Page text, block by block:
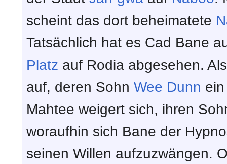
scheint das dort beheimatete
Tatsächlich hat es Cad Bane
Platz auf Rodia abgesehen.
auf, deren Sohn Wee Dunn
Mahtee weigert sich, ihren
woraufhin sich Bane der
seinen Willen aufzuzwängen.